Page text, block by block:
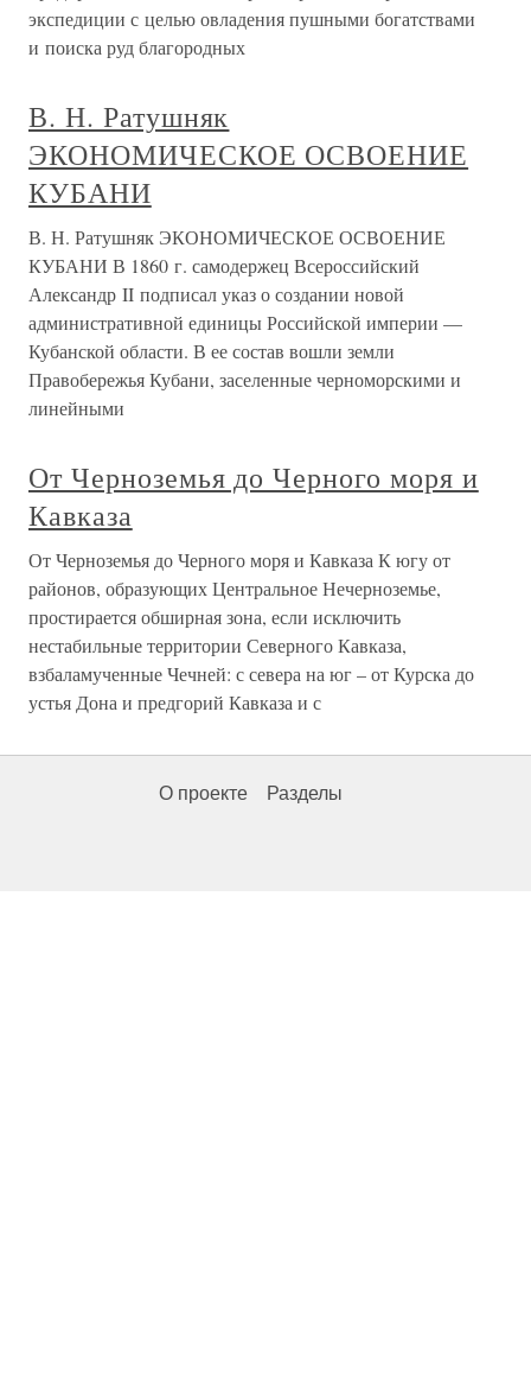
экспедиции с целью овладения пушными богатствами
и поиска руд благородных
В. Н. Ратушняк
ЭКОНОМИЧЕСКОЕ ОСВОЕНИЕ
КУБАНИ
В. Н. Ратушняк ЭКОНОМИЧЕСКОЕ ОСВОЕНИЕ
КУБАНИ В 1860 г. самодержец Всероссийский
Александр II подписал указ о создании новой
административной единицы Российской империи —
Кубанской области. В ее состав вошли земли
Правобережья Кубани, заселенные черноморскими и
линейными
От Черноземья до Черного моря и
Кавказа
От Черноземья до Черного моря и Кавказа К югу от
районов, образующих Центральное Нечерноземье,
простирается обширная зона, если исключить
нестабильные территории Северного Кавказа,
взбаламученные Чечней: с севера на юг – от Курска до
устья Дона и предгорий Кавказа и с
О проекте Разделы